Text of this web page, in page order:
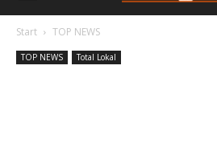
Start TOP NEWS
TOP NEWS Total Lokal